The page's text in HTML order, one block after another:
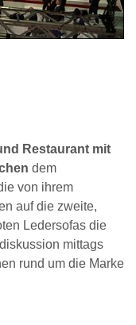
Restaurant mit
dem
von ihrem
auf die zweite,
Ledersofas die
mittags
rund um die Marke